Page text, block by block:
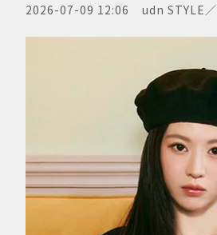
2026-07-09 12:06 udn STYLE